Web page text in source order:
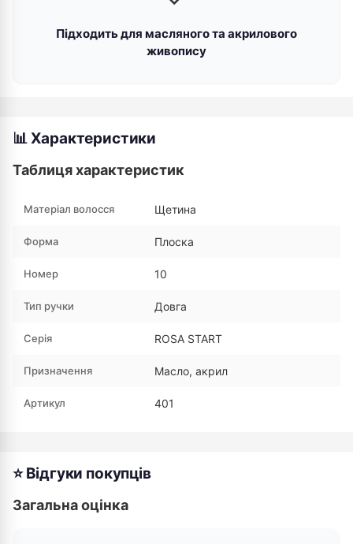
Підходить для масляного та акрилового
живопису
📊 Характеристики
Таблиця характеристик
Матеріал волосся Щетина
Форма Плоска
Номер 10
Тип ручки Довга
Серія ROSA START
Призначення Масло, акрил
Артикул 401
⭐ Відгуки покупців
Загальна оцінка